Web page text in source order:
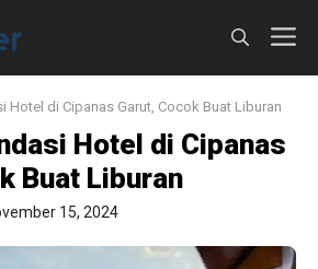
Hotel di Cipanas Garut, Cocok Buat Liburan
Hotel di Cipanas
Buat Liburan
15, 2024